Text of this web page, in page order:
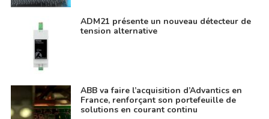
ADM21 présente un nouveau détecteur de
tension alternative
ABB va faire l’acquisition d’Advantics en
France, renforçant son portefeuille de
solutions en courant continu